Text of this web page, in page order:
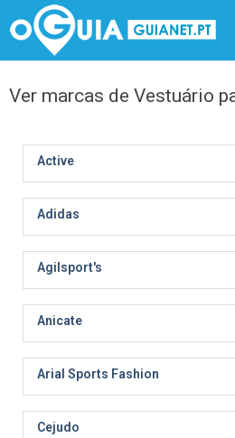
Ver marcas de Vestuário
Active
Adidas
Agilsport's
Anicate
Arial Sports Fashion
Cejudo